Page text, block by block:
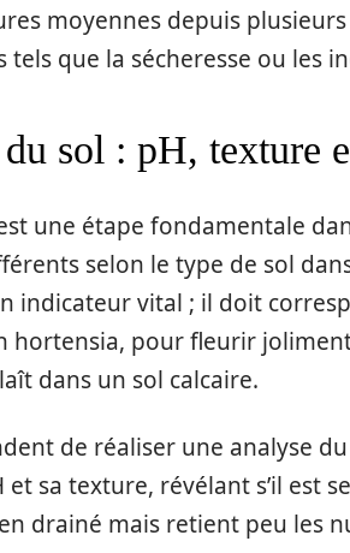
moyennes depuis
que la sécheresse ou les
sol : pH, texture
une étape fondamentale
selon le type de sol
indicateur vital ; il doit
hortensia, pour fleurir
dans un sol calcaire.
de réaliser une analyse
sa texture, révélant s’il est
drainé mais retient peu les